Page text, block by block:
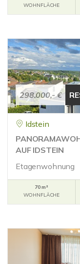
WOHNFLÄCHE
298.000,- €
Idstein
AUF IDSTEIN
Etagenwohnung
70 m²
WOHNFLÄCHE